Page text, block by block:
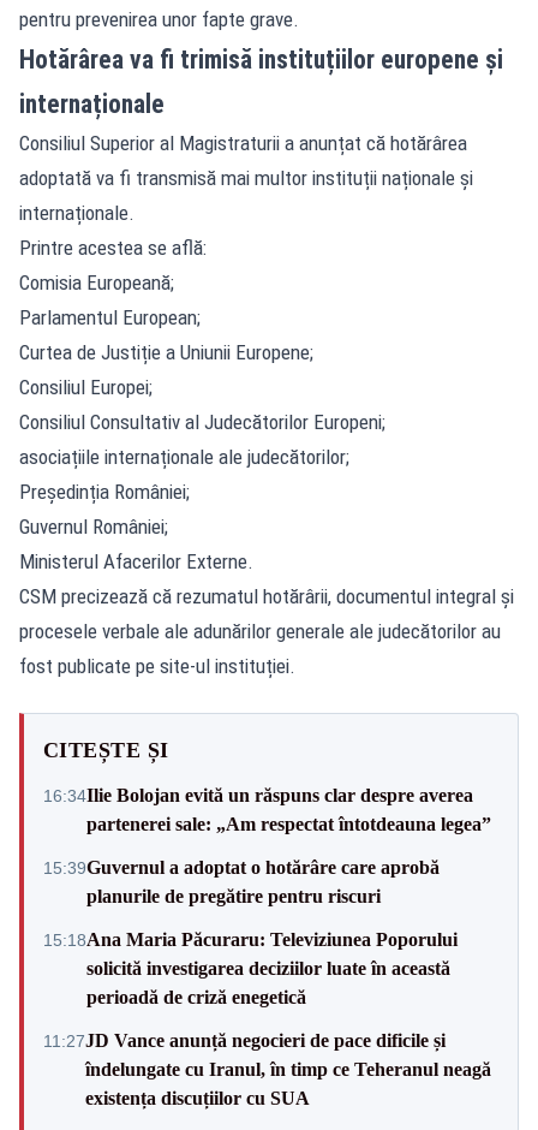
pentru prevenirea unor fapte grave.
Hotărârea va fi trimisă instituțiilor europene și
internaționale
Consiliul Superior al Magistraturii a anunțat că hotărârea
adoptată va fi transmisă mai multor instituții naționale și
internaționale.
Printre acestea se află:
Comisia Europeană;
Parlamentul European;
Curtea de Justiție a Uniunii Europene;
Consiliul Europei;
Consiliul Consultativ al Judecătorilor Europeni;
asociațiile internaționale ale judecătorilor;
Președinția României;
Guvernul României;
Ministerul Afacerilor Externe.
CSM precizează că rezumatul hotărârii, documentul integral și
procesele verbale ale adunărilor generale ale judecătorilor au
fost publicate pe site-ul instituției.
CITEȘTE ȘI
16:34Ilie Bolojan evită un răspuns clar despre averea
partenerei sale: „Am respectat întotdeauna legea”
15:39Guvernul a adoptat o hotărâre care aprobă
planurile de pregătire pentru riscuri
15:18Ana Maria Păcuraru: Televiziunea Poporului
solicită investigarea deciziilor luate în această
perioadă de criză enegetică
11:27JD Vance anunță negocieri de pace dificile și
îndelungate cu Iranul, în timp ce Teheranul neagă
existența discuțiilor cu SUA